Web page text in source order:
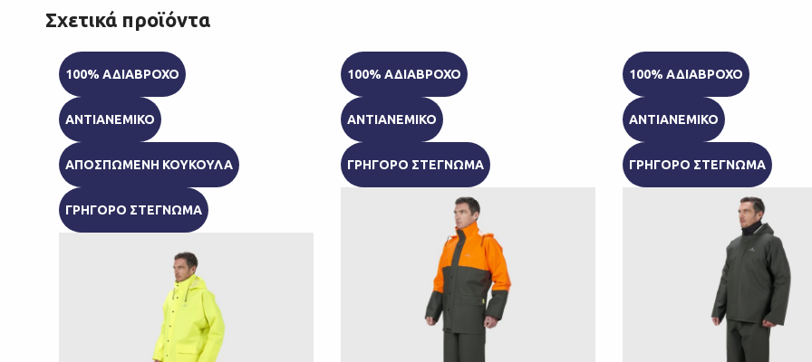
Σχετικά προϊόντα
100% ΑΔΙΑΒΡΟΧΟ
ΑΝΤΙΑΝΕΜΙΚΟ
ΑΠΟΣΠΩΜΕΝΗ ΚΟΥΚΟΥΛΑ
ΓΡΗΓΟΡΟ ΣΤΕΓΝΩΜΑ
100% ΑΔΙΑΒΡΟΧΟ
ΑΝΤΙΑΝΕΜΙΚΟ
ΓΡΗΓΟΡΟ ΣΤΕΓΝΩΜΑ
100% ΑΔΙΑΒΡΟΧΟ
ΑΝΤΙΑΝΕΜΙΚΟ
ΓΡΗΓΟΡΟ ΣΤΕΓΝΩΜΑ